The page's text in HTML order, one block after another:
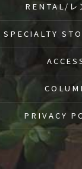
RENTAL/レ
SPECIALTY
PRIVACY